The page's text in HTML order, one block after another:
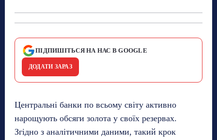
ПІДПИШІТЬСЯ НА НАС В GOOGLE
ДОДАТИ ЗАРАЗ
Центральні банки по всьому світу активно
нарощують обсяги золота у своїх резервах.
Згідно з аналітичними даними, такий крок